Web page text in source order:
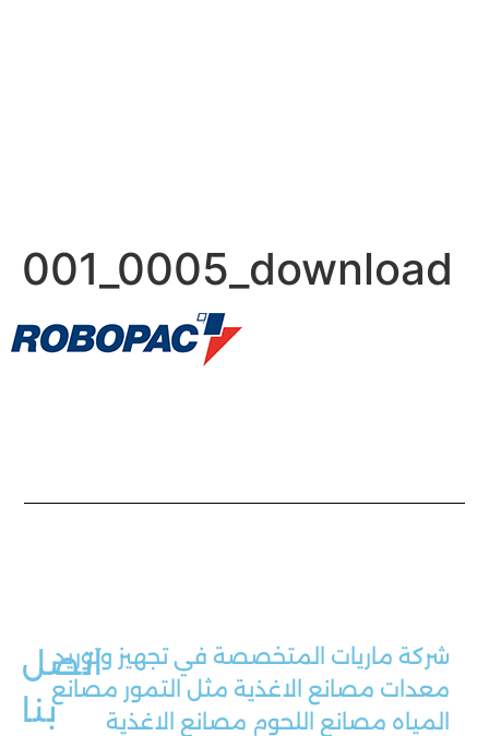
001_0005_download
اتصل
بنا
شركة ماريات المتخصصة في تجهيز وتوريد
معدات مصانع الاغذية مثل التمور مصانع
المياه مصانع اللحوم مصانع الاغذية